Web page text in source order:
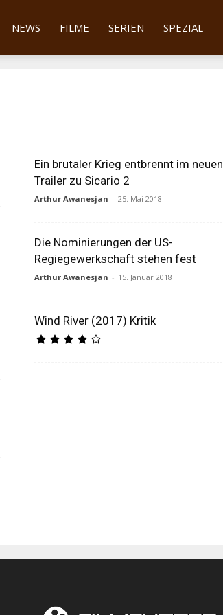
NEWS FILME SERIEN SPEZIAL
Ein brutaler Krieg entbrennt im neuen
Trailer zu Sicario 2
Arthur Awanesjan - 25. Mai 2018
Die Nominierungen der US-
Regiegewerkschaft stehen fest
Arthur Awanesjan - 15. Januar 2018
Wind River (2017) Kritik